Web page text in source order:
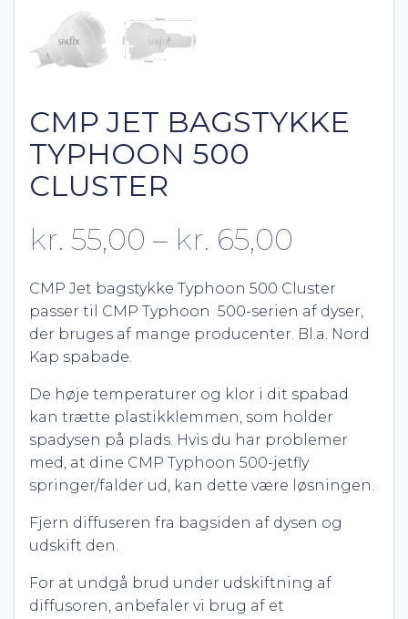
CMP JET BAGSTYKKE
TYPHOON 500
CLUSTER
kr. 55,00 – kr. 65,00
kr. 55,00
til
kr.
CMP Jet bagstykke Typhoon 500 Cluster
passer til CMP Typhoon 500-serien af ​​dyser,
der bruges af mange producenter. Bl.a. Nord
Kap spabade.
De høje temperaturer og klor i dit spabad
kan trætte plastikklemmen, som holder
spadysen på plads. Hvis du har problemer
med, at dine CMP Typhoon 500-jetfly
springer/falder ud, kan dette være løsningen.
Fjern diffuseren fra bagsiden af ​​dysen og
udskift den.
For at undgå brud under udskiftning af
diffusoren, anbefaler vi brug af et